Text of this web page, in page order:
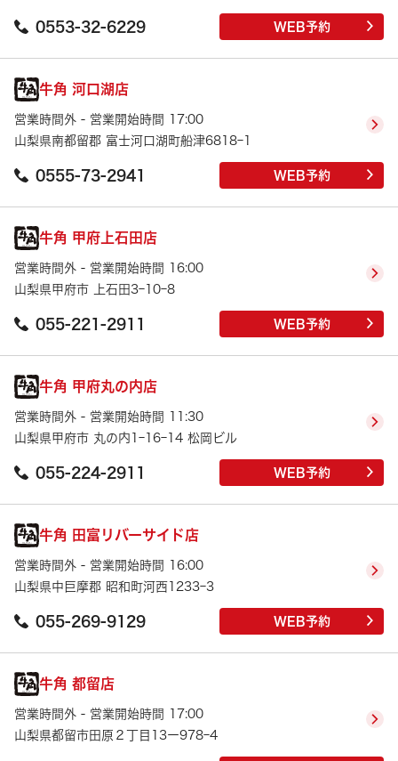
0553-32-6229 WEB予約
牛角 河口湖店
営業時間外 - 営業開始時間 17:00
山梨県南都留郡 富士河口湖町船津6818ｰ1
0555-73-2941 WEB予約
牛角 甲府上石田店
営業時間外 - 営業開始時間 16:00
山梨県甲府市 上石田3ｰ10ｰ8
055-221-2911 WEB予約
牛角 甲府丸の内店
営業時間外 - 営業開始時間 11:30
山梨県甲府市 丸の内1ｰ16ｰ14 松岡ビル
055-224-2911 WEB予約
牛角 田富リバーサイド店
営業時間外 - 営業開始時間 16:00
山梨県中巨摩郡 昭和町河西1233ｰ3
055-269-9129 WEB予約
牛角 都留店
営業時間外 - 営業開始時間 17:00
山梨県都留市田原２丁目13ー978ｰ4